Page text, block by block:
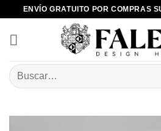
content
ENVÍO GRATUITO POR COMPRAS
Buscar
por: